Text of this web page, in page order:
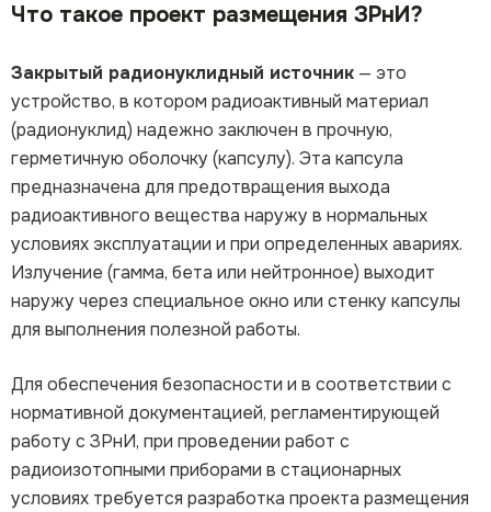
Что такое проект размещения ЗРнИ?
Закрытый радионуклидный источник — это
устройство, в котором радиоактивный материал
(радионуклид) надежно заключен в прочную,
герметичную оболочку (капсулу). Эта капсула
предназначена для предотвращения выхода
радиоактивного вещества наружу в нормальных
условиях эксплуатации и при определенных авариях.
Излучение (гамма, бета или нейтронное) выходит
наружу через специальное окно или стенку капсулы
для выполнения полезной работы.
Для обеспечения безопасности и в соответствии с
нормативной документацией, регламентирующей
работу с ЗРнИ, при проведении работ с
радиоизотопными приборами в стационарных
условиях требуется разработка проекта размещения